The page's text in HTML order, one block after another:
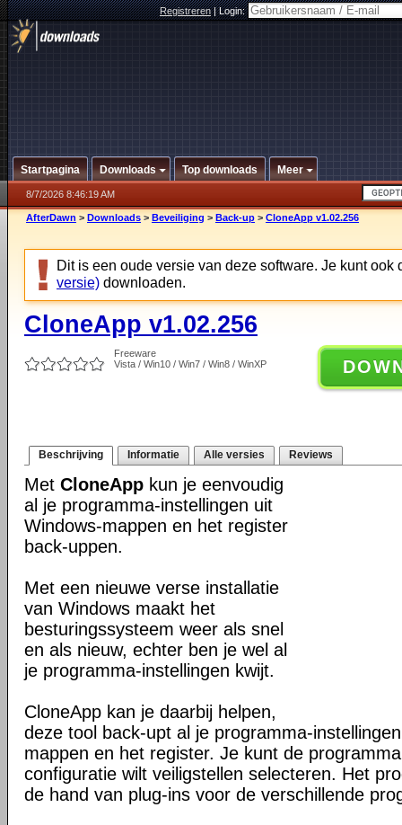
Registreren|Login:
Startpagina Downloads Top downloads Meer
8/7/2026 8:46:19 AM
AfterDawn > Downloads > Beveiliging > Back-up > CloneApp v1.02.256
Dit is een oude versie van deze software. Je kunt ook
versie) downloaden.
CloneApp v1.02.256
Freeware
Vista / Win10 / Win7 / Win8 / WinXP
Beschrijving Informatie Alle versies Reviews
Met CloneApp kun je eenvoudig
al je programma-instellingen uit
Windows-mappen en het register
back-uppen.
Met een nieuwe verse installatie
van Windows maakt het
besturingssysteem weer als snel
en als nieuw, echter ben je wel al
je programma-instellingen kwijt.
CloneApp kan je daarbij helpen,
deze tool back-upt al je programma-
mappen en het register. Je kunt de
configuratie wilt veiligstellen selecteren. Het
de hand van plug-ins voor de verschillende